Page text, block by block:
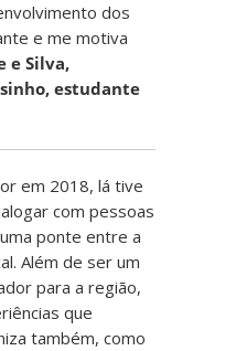
dos
e me motiva
e Silva,
estudante
em 2018, lá tive
com pessoas
ponte entre a
Além de ser um
para a região,
que
também, como